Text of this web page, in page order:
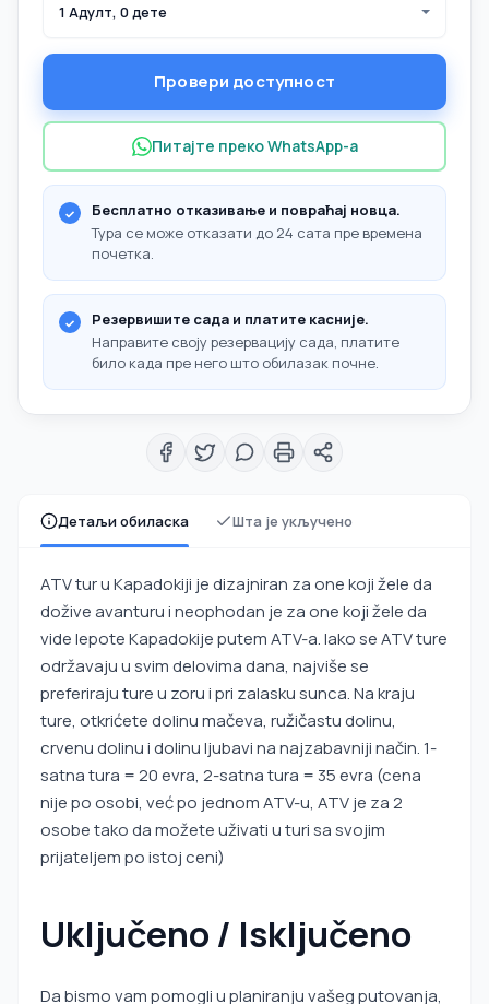
Детаљи обиласка Шта је укључено
ATV tur u Kapadokiji je dizajniran za one koji žele da
dožive avanturu i neophodan je za one koji žele da
vide lepote Kapadokije putem ATV-a. Iako se ATV ture
održavaju u svim delovima dana, najviše se
preferiraju ture u zoru i pri zalasku sunca. Na kraju
ture, otkrićete dolinu mačeva, ružičastu dolinu,
crvenu dolinu i dolinu ljubavi na najzabavniji način. 1-
satna tura = 20 evra, 2-satna tura = 35 evra (cena
nije po osobi, već po jednom ATV-u, ATV je za 2
osobe tako da možete uživati u turi sa svojim
prijateljem po istoj ceni)
Uključeno / Isključeno
Da bismo vam pomogli u planiranju vašeg putovanja,
1 Адулт, 0 дете
Провери доступност
Питајте преко WhatsApp-а
Бесплатно отказивање и повраћај новца.
Тура се може отказати до 24 сата пре времена
почетка.
Резервишите сада и платите касније.
Направите своју резервацију сада, платите
било када пре него што обилазак почне.